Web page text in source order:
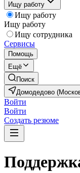
Ищу работу
Ищу работу
Ищу работу
Ищу сотрудника
Сервисы
Помощь
Ещё
Поиск
Домодедово
Войти
Войти
Создать резюме